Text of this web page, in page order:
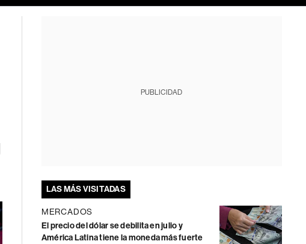
PUBLICIDAD
LAS MÁS VISITADAS
MERCADOS
El precio del dólar se debilita en julio y
América Latina tiene la moneda más fuerte